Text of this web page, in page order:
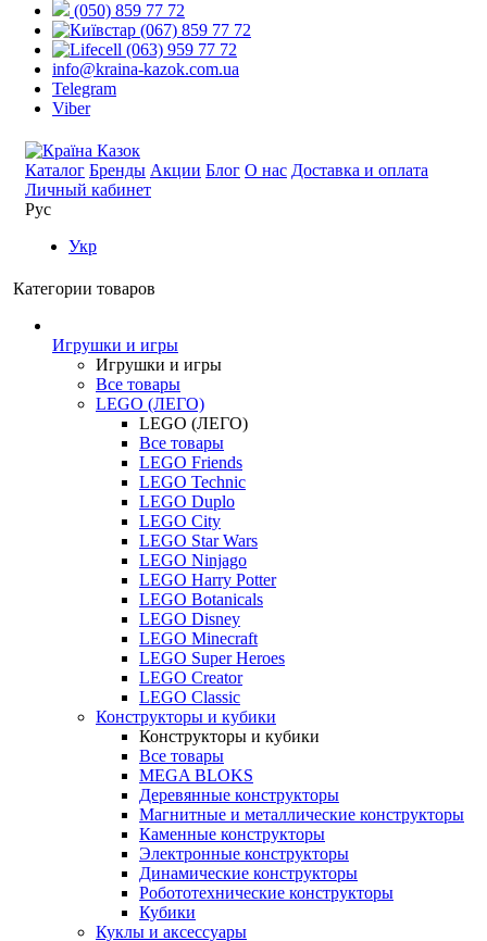
(050) 859 77 72
(067) 859 77 72
(063) 959 77 72
info@kraina-kazok.com.ua
Telegram
Viber
Каталог Бренды Акции Блог О нас Доставка и оплата
Личный кабинет
Рус
Укр
Категории товаров
Игрушки и игры
Игрушки и игры
Все товары
LEGO (ЛЕГО)
LEGO (ЛЕГО)
Все товары
LEGO Friends
LEGO Technic
LEGO Duplo
LEGO City
LEGO Star Wars
LEGO Ninjago
LEGO Harry Potter
LEGO Botanicals
LEGO Disney
LEGO Minecraft
LEGO Super Heroes
LEGO Creator
LEGO Classic
Конструкторы и кубики
Конструкторы и кубики
Все товары
MEGA BLOKS
Деревянные конструкторы
Магнитные и металлические конструкторы
Каменные конструкторы
Электронные конструкторы
Динамические конструкторы
Робототехнические конструкторы
Кубики
Куклы и аксессуары